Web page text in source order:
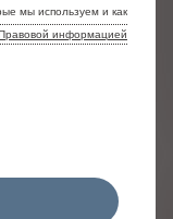
мы используем и как
информацией